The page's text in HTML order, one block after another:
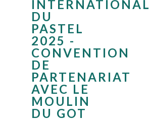
INTERNATIONAL
DU
PASTEL
2025 -
CONVENTION
DE
PARTENARIAT
AVEC LE
MOULIN
DU GOT